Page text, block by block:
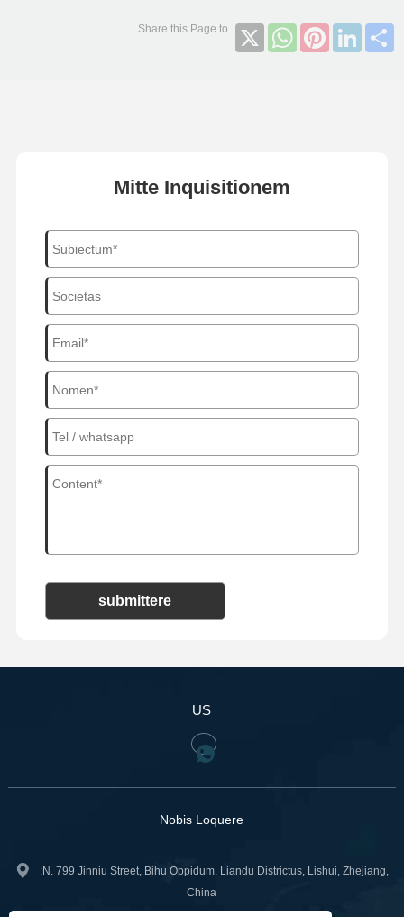
X WhatsAppPinterest
Mitte Inquisitionem
submittere
US
Nobis Loquere
:N. 799 Jinniu Street, Bihu Oppidum, Liandu Districtus, Lishui, Zhejiang,
China